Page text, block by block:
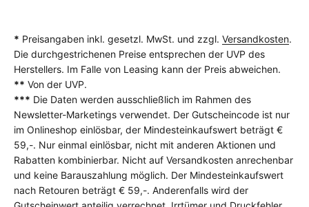
* Preisangaben inkl. gesetzl. MwSt. und zzgl. Versandkosten.
Die durchgestrichenen Preise entsprechen der UVP des
Herstellers. Im Falle von Leasing kann der Preis abweichen.
** Von der UVP.
*** Die Daten werden ausschließlich im Rahmen des
Newsletter-Marketings verwendet. Der Gutscheincode ist nur
im Onlineshop einlösbar, der Mindesteinkaufswert beträgt €
59,-. Nur einmal einlösbar, nicht mit anderen Aktionen und
Rabatten kombinierbar. Nicht auf Versandkosten anrechenbar
und keine Barauszahlung möglich. Der Mindesteinkaufswert
nach Retouren beträgt € 59,-. Anderenfalls wird der